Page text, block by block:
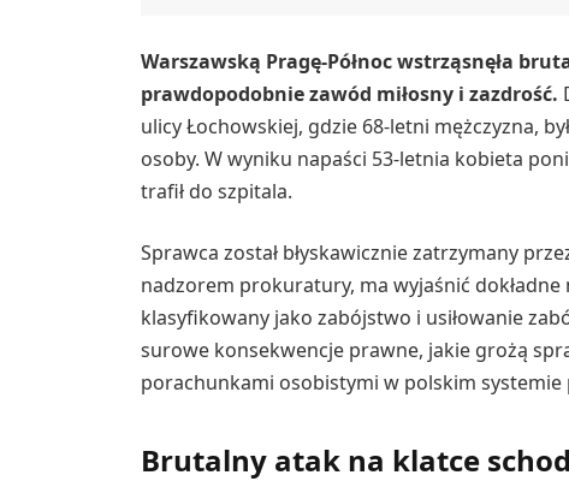
Warszawską Pragę-Północ wstrząsnęła
prawdopodobnie zawód miłosny i zazdrość.
ulicy Łochowskiej, gdzie 68-letni mężczyzna,
osoby. W wyniku napaści 53-letnia kobieta
trafił do szpitala.
Sprawca został błyskawicznie zatrzymany
nadzorem prokuratury, ma wyjaśnić
klasyfikowany jako zabójstwo i usiłowanie
surowe konsekwencje prawne, jakie grożą
porachunkami osobistymi w polskim systemie
Brutalny atak na klatce